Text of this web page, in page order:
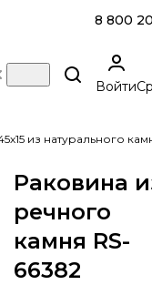
8 800
Войти
из натурального
Раковина
речного
камня RS-
66382